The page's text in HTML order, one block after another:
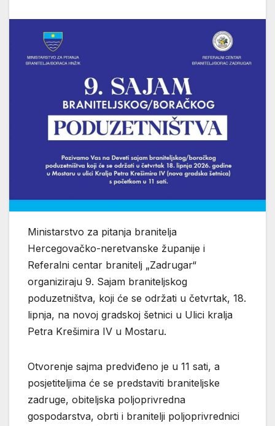
Ministarstvo za pitanja branitelja
Hercegovačko-neretvanske županije i
Referalni centar branitelj „Zadrugar“
organiziraju 9. Sajam braniteljskog
poduzetništva, koji će se održati u četvrtak, 18.
lipnja, na novoj gradskoj šetnici u Ulici kralja
Petra Krešimira IV u Mostaru.
Otvorenje sajma predviđeno je u 11 sati, a
posjetiteljima će se predstaviti braniteljske
zadruge, obiteljska poljoprivredna
gospodarstva, obrti i branitelji poljoprivrednici